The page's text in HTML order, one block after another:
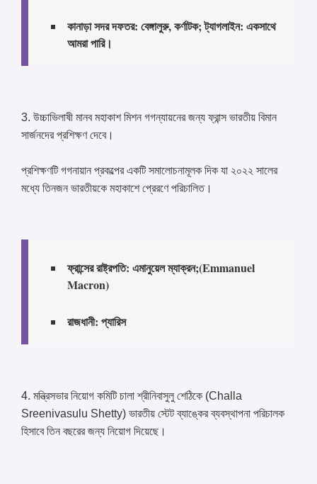
কানাড়া সদর দফতর: বেঙ্গালুরু, কর্ণাটক; ট্যাগলাইন: একসাথে
আমরা পারি।
3. উচ্চাভিলাষী মানব মহাকাশ মিশন গগন্যায়নের জন্য ফ্রান্স ভারতীয় বিমান
সার্জনদের প্রশিক্ষণ দেবে।
প্রশিক্ষণটি গগনায়ান প্রকল্পের একটি সমালোচনামূলক দিক যা ২০২২ সালের
মধ্যে তিনজন ভারতীয়কে মহাকাশে প্রেরণে পরিচালিত।
ফ্রান্সের রাষ্ট্রপতি: এমানুয়েল ম্যাক্রন;(Emmanuel
Macron)
রাজধানী: প্যারিস
4. মন্ত্রিসভার নিয়োগ কমিটি চালা শ্রীনিবাসুলু শেঠিকে (Challa
Sreenivasulu Shetty) ভারতীয় স্টেট ব্যাঙ্কের ব্যবস্থাপনা পরিচালক
হিসাবে তিন বছরের জন্য নিয়োগ দিয়েছে।